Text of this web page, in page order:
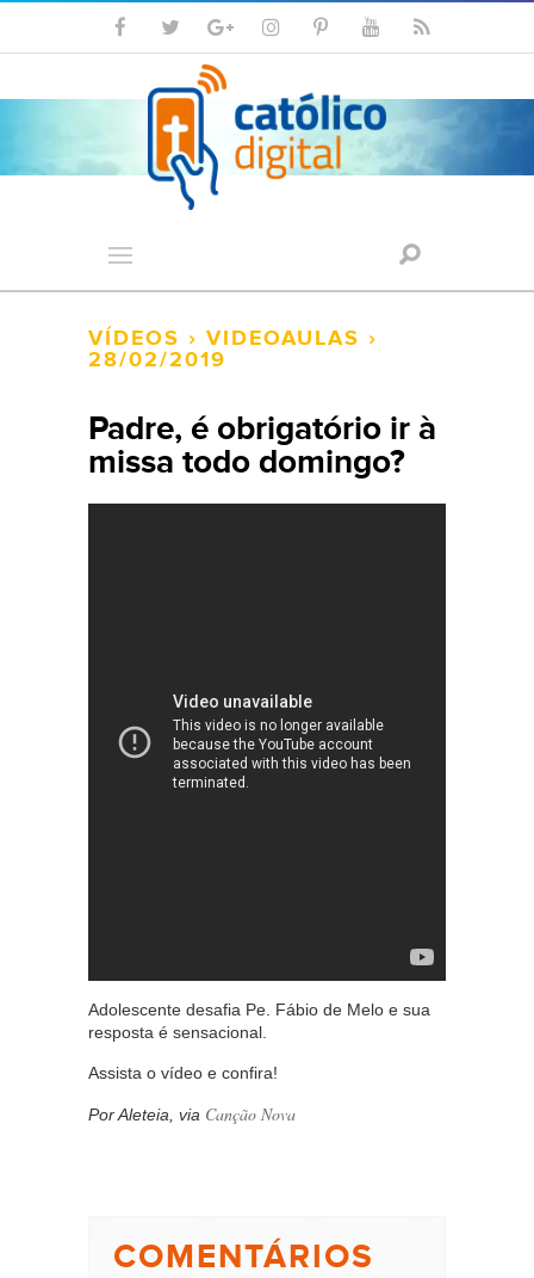
VÍDEOS › VIDEOAULAS ›
28/02/2019
Padre, é obrigatório ir à
missa todo domingo?
Adolescente desafia Pe. Fábio de Melo e sua
resposta é sensacional.
Assista o vídeo e confira!
Por Aleteia, via Canção Nova
COMENTÁRIOS